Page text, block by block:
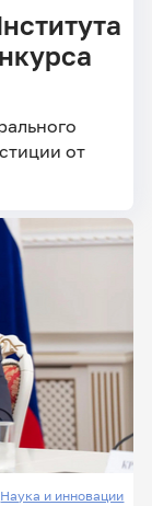
от
Наука и инновации